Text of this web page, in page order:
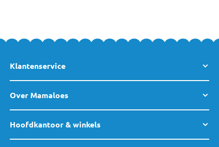
Klantenservice
Over Mamaloes
Hoofdkantoor & winkels